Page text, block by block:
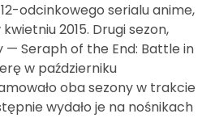
odcinkowego serialu anime,
2015. Drugi sezon,
— Seraph of the End: Battle in
w październiku
oba sezony w trakcie
wydało je na nośnikach